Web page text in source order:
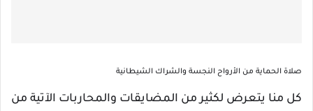
صلاة الحماية من الأرواح النجسة والشراك الشيطانية
كل منا يتعرض لكثير من المضايقات والمحاربات الآتية من